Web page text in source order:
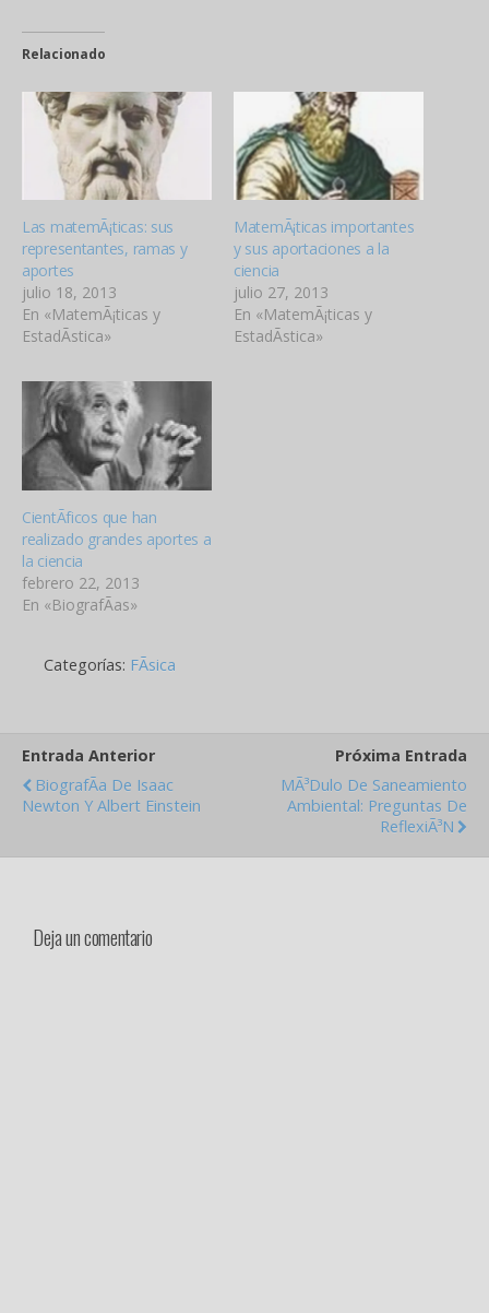
Relacionado
Las matemÃ¡ticas: sus
representantes, ramas y
aportes
julio 18, 2013
En «MatemÃ¡ticas y
EstadÃ­stica»
MatemÃ¡ticas importantes
y sus aportaciones a la
ciencia
julio 27, 2013
En «MatemÃ¡ticas y
EstadÃ­stica»
CientÃ­ficos que han
realizado grandes aportes a
la ciencia
febrero 22, 2013
En «BiografÃ­as»
Categorías: FÃ­sica
Entrada Anterior
BiografÃ­a De Isaac
Newton Y Albert Einstein
Próxima Entrada
MÃ³dulo De Saneamiento
Ambiental: Preguntas De
ReflexiÃ³n
Deja un comentario